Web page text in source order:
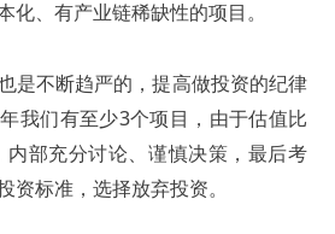
化、有产业链稀缺性的项目。
是不断趋严的，提高做投资的纪律
我们有至少3个项目，由于估值比
内部充分讨论、谨慎决策，最后考
资标准，选择放弃投资。